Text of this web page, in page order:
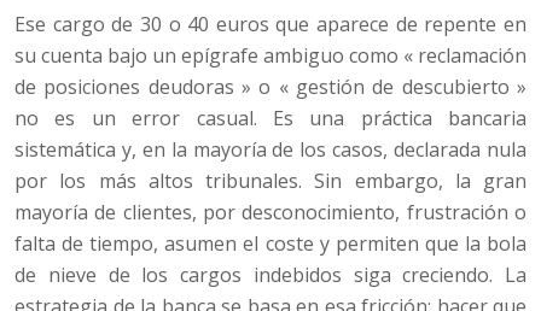
Ese cargo de 30 o 40 euros que aparece de repente en
su cuenta bajo un epígrafe ambiguo como « reclamación
de posiciones deudoras » o « gestión de descubierto »
no es un error casual. Es una práctica bancaria
sistemática y, en la mayoría de los casos, declarada nula
por los más altos tribunales. Sin embargo, la gran
mayoría de clientes, por desconocimiento, frustración o
falta de tiempo, asumen el coste y permiten que la bola
de nieve de los cargos indebidos siga creciendo. La